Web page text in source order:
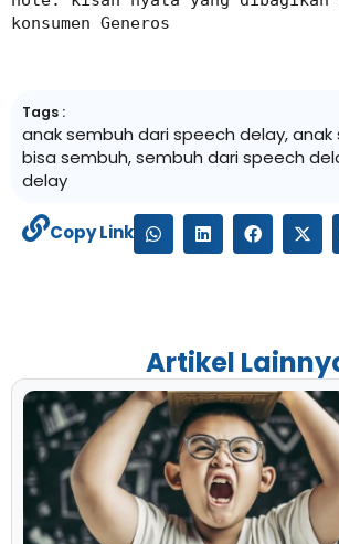
Copy Link
konsumen Generos
Tags :
anak sembuh dari speech delay,anak
bisa sembuh,sembuh dari speech
delay
Artikel